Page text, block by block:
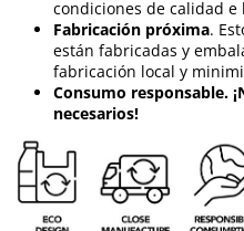
condiciones de calidad
Fabricación próxima.
están fabricadas y
fabricación local y
Consumo responsable.
necesarios!